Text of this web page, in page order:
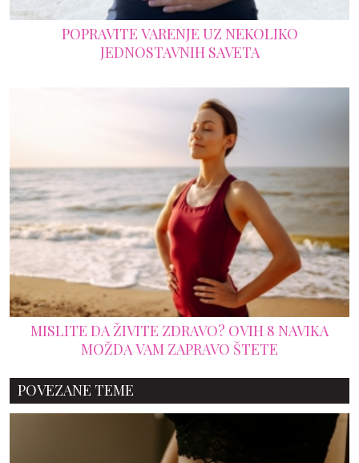
POPRAVITE VARENJE UZ NEKOLIKO
JEDNOSTAVNIH SAVETA
MISLITE DA ŽIVITE ZDRAVO? OVIH 8 NAVIKA
MOŽDA VAM ZAPRAVO ŠTETE
POVEZANE TEME